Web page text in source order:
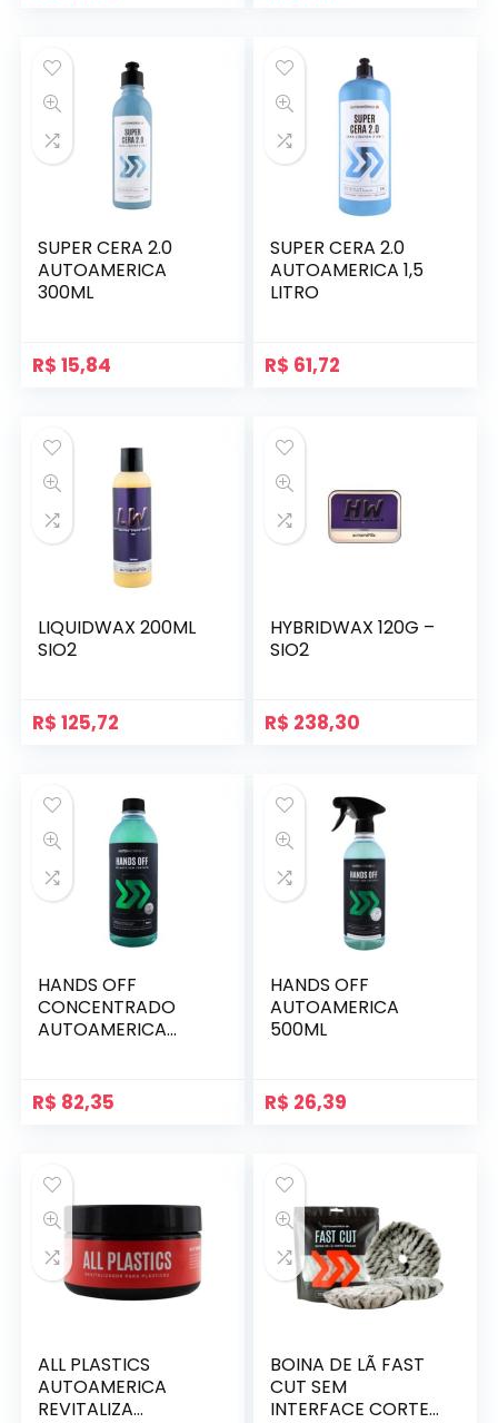
SUPER CERA 2.0
AUTOAMERICA
300ML
R$ 15,84
SUPER CERA 2.0
AUTOAMERICA 1,5
LITRO
R$ 61,72
LIQUIDWAX 200ML
SIO2
R$ 125,72
HYBRIDWAX 120G –
SIO2
R$ 238,30
HANDS OFF
CONCENTRADO
AUTOAMERICA
R$ 82,35
HANDS OFF
AUTOAMERICA
500ML
R$ 26,39
ALL PLASTICS
AUTOAMERICA
REVITALIZA
BOINA DE LÃ FAST
CUT SEM
INTERFACE CORTE